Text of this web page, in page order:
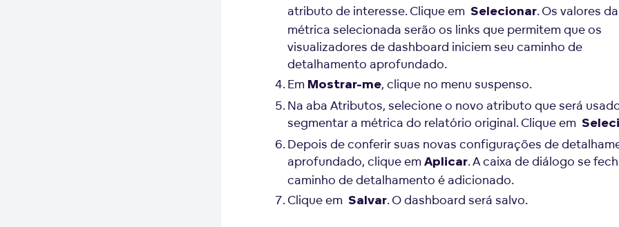
atributo de interesse. Clique em Selecionar. Os valores da
métrica selecionada serão os links que permitem que os
visualizadores de dashboard iniciem seu caminho de
detalhamento aprofundado.
Em Mostrar-me, clique no menu suspenso.
Na aba Atributos, selecione o novo atributo que será
segmentar a métrica do relatório original. Clique em
Depois de conferir suas novas configurações de
aprofundado, clique em Aplicar. A caixa de diálogo se
caminho de detalhamento é adicionado.
Clique em Salvar. O dashboard será salvo.